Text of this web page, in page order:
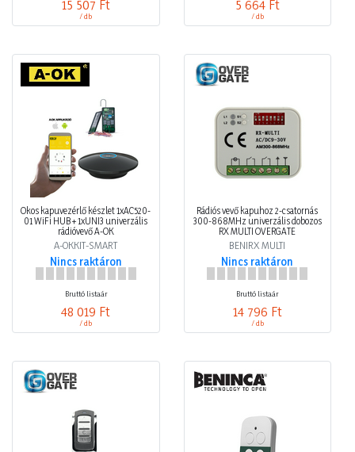
15 507 Ft
/ db
5 664 Ft
/ db
Okos kapuvezérlő készlet 1xAC520-
01 WiFi HUB + 1xUNI3 univerzális
rádióvevő A-OK
A-OKKIT-SMART
Nincs raktáron
Bruttó listaár
48 019 Ft
/ db
Rádiós vevő kapuhoz 2-csatornás
300-868MHz univerzális dobozos
RX MULTI OVERGATE
BENIRX MULTI
Nincs raktáron
Bruttó listaár
14 796 Ft
/ db